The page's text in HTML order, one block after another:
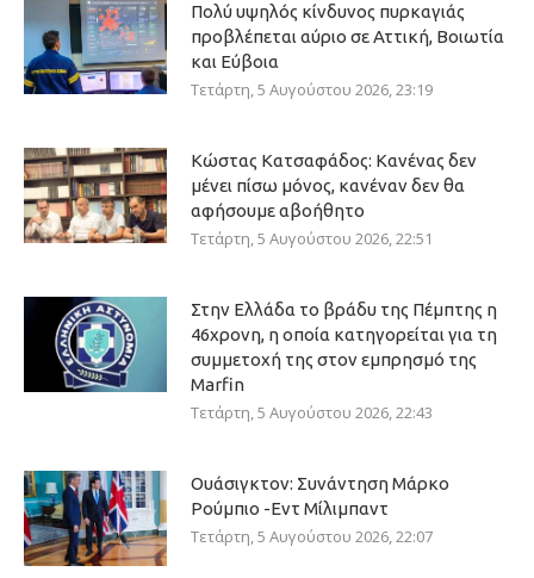
Πολύ υψηλός κίνδυνος πυρκαγιάς
προβλέπεται αύριο σε Αττική, Βοιωτία
και Εύβοια
Τετάρτη, 5 Αυγούστου 2026, 23:19
Κώστας Κατσαφάδος: Κανένας δεν
μένει πίσω μόνος, κανέναν δεν θα
αφήσουμε αβοήθητο
Τετάρτη, 5 Αυγούστου 2026, 22:51
Στην Ελλάδα το βράδυ της Πέμπτης η
46χρονη, η οποία κατηγορείται για τη
συμμετοχή της στον εμπρησμό της
Marfin
Τετάρτη, 5 Αυγούστου 2026, 22:43
Ουάσιγκτον: Συνάντηση Μάρκο
Ρούμπιο -Εντ Μίλιμπαντ
Τετάρτη, 5 Αυγούστου 2026, 22:07